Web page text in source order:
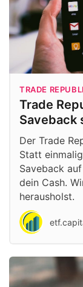
TRADE
Trade
Saveback
Der Trade
Statt
Saveback
dein Cash.
herausholst.